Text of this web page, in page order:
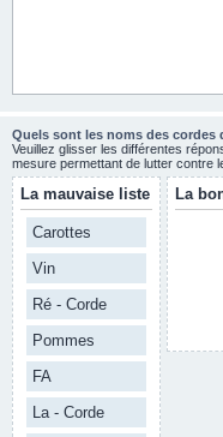
Quels sont les noms des cordes
Veuillez glisser les différentes
mesure permettant de lutter contre
La mauvaise liste
Carottes
Vin
Ré - Corde
Pommes
FA
La - Corde
La